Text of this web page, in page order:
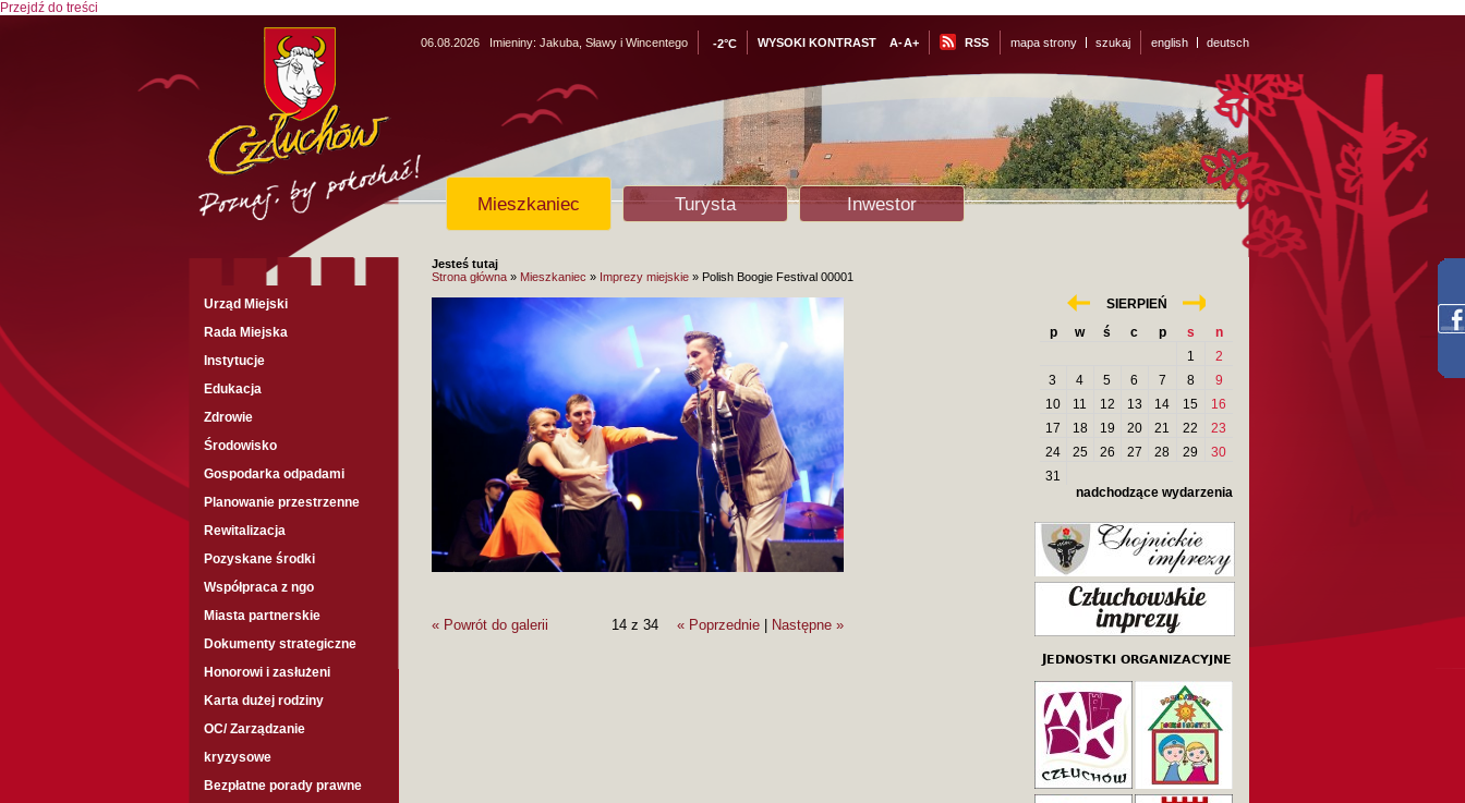
Przejdź do treści
06.08.2026 Imieniny: Jakuba, Sławy i Wincentego -2°C WYSOKI KONTRAST A-A+ RSS mapa strony szukaj english deutsch
Mieszkaniec Turysta Inwestor
Urząd Miejski
Rada Miejska
Instytucje
Edukacja
Zdrowie
Środowisko
Gospodarka odpadami
Planowanie przestrzenne
Rewitalizacja
Pozyskane środki
Współpraca z ngo
Miasta partnerskie
Dokumenty strategiczne
Honorowi i zasłużeni
Karta dużej rodziny
OC/ Zarządzanie
kryzysowe
Bezpłatne porady prawne
Jesteś tutaj
Strona główna » Mieszkaniec » Imprezy miejskie » Polish Boogie Festival 00001
« Powrót do galerii 14 z 34 « Poprzednie Następne »
SIERPIEŃ «
p
w ś c p s
n
1
2
3
4 5 6 7 8
9
10
11 12 13 14 15
16
17
18 19 20 21 22
23
24
25 26 27 28 29
30
31
nadchodzące wydarzenia